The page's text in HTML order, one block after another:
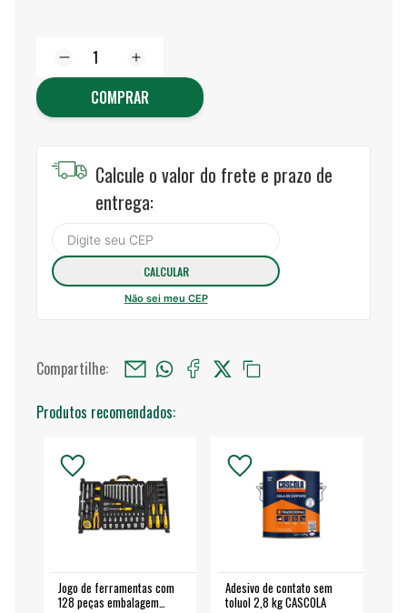
COMPRAR
Calcule o valor do frete e prazo de
entrega:
Não sei meu CEP
Compartilhe:
Produtos recomendados:
Jogo de ferramentas com
128 peças embalagem
Adesivo de contato sem
toluol 2,8 kg CASCOLA